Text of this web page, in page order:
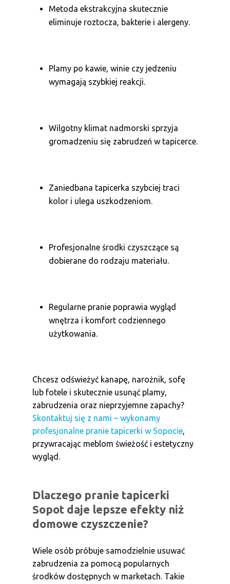
Metoda ekstrakcyjna skutecznie
eliminuje roztocza, bakterie i alergeny.
Plamy po kawie, winie czy jedzeniu
wymagają szybkiej reakcji.
Wilgotny klimat nadmorski sprzyja
gromadzeniu się zabrudzeń w tapicerce.
Zaniedbana tapicerka szybciej traci
kolor i ulega uszkodzeniom.
Profesjonalne środki czyszczące są
dobierane do rodzaju materiału.
Regularne pranie poprawia wygląd
wnętrza i komfort codziennego
użytkowania.
Chcesz odświeżyć kanapę, narożnik, sofę
lub fotele i skutecznie usunąć plamy,
zabrudzenia oraz nieprzyjemne zapachy?
Skontaktuj się z nami – wykonamy
profesjonalne pranie tapicerki w Sopocie,
przywracając meblom świeżość i estetyczny
wygląd.
Dlaczego pranie tapicerki
Sopot daje lepsze efekty niż
domowe czyszczenie?
Wiele osób próbuje samodzielnie usuwać
zabrudzenia za pomocą popularnych
środków dostępnych w marketach. Takie